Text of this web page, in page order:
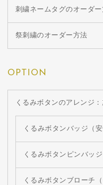
刺繍ネームタグのオーダー
祭刺繍のオーダー方法
OPTION
くるみボタンのアレンジ
くるみボタンバッジ（安
くるみボタンピンバッ
くるみボタンブローチ